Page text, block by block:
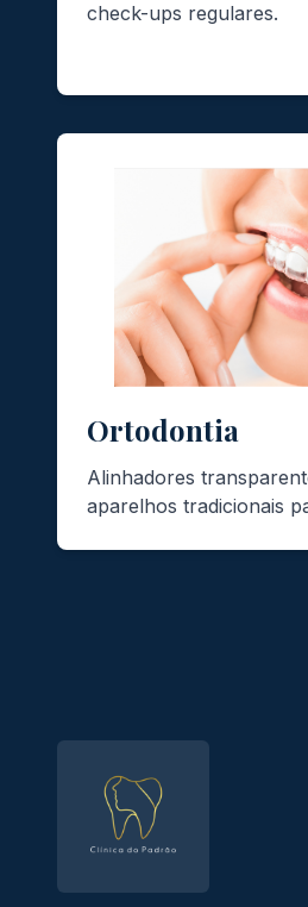
check-ups regulares.
Ortodontia
Alinhadores
aparelhos tradicionais